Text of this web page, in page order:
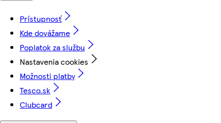
Prístupnosť
Kde dovážame
Poplatok za službu
Nastavenia cookies
Možnosti platby
Tesco.sk
Clubcard